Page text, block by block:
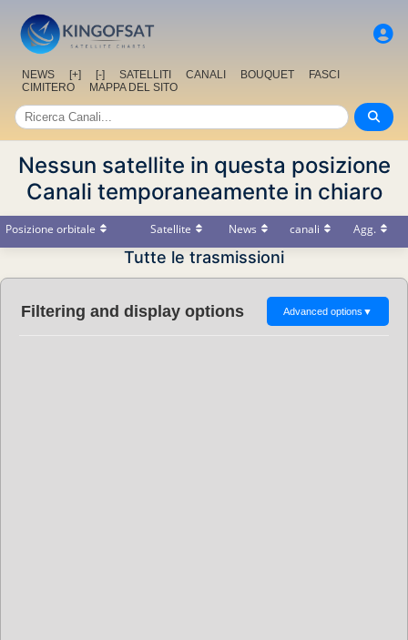
NEWS [+] [-] SATELLITI CANALI BOUQUET
FASCI
CIMITERO
MAPPA DEL SITO
Nessun satellite in questa posizione
Canali temporaneamente in chiaro
Posizione orbitale Satellite News canali Agg.
Tutte le trasmissioni
Filtering and display options Advanced options ▼